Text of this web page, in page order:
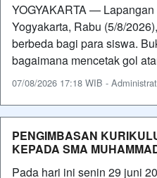
YOGYAKARTA —
Yogyakarta, Rabu (5/8/
berbeda bagi para siswa.
bagaimana mencetak gol
07/08/2026 17:18 WIB -
PENGIMBASAN
KEPADA SMA
Pada hari ini senin 29 juni